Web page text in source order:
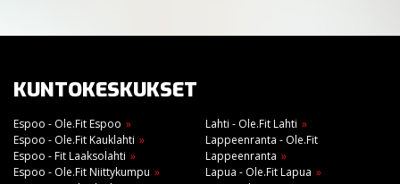
KUNTOKESKUKSET
Espoo - Ole.Fit Espoo
Espoo - Ole.Fit Kauklahti
Espoo - Fit Laaksolahti
Espoo - Ole.Fit Niittykumpu
Lahti - Ole.Fit Lahti
Lappeenranta - Ole.Fit
Lappeenranta
Lapua - Ole.Fit Lapua